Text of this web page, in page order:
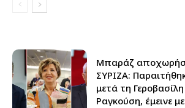
Μπαράζ
ΣΥΡΙΖΑ:
μετά τη
Ραγκούση, έμεινε